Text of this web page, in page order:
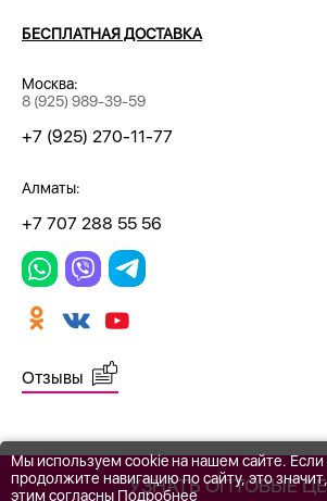
БЕСПЛАТНАЯ ДОСТАВКА
Москва:
8 (925) 989-39-59
+7 (925) 270-11-77
Алматы:
+7 707 288 55 56
Отзывы
УЗНАТЬ ОПТОВЫЕ
Мы используем cookie на нашем сайте. Если
продолжите навигацию по сайту, это
этим согласны Подробнее